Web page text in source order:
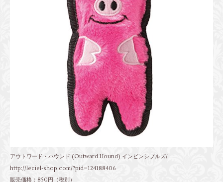
アウトワード・ハウンド (Outward Hound) インビンシブルズ/
http://leciel-shop.com/?pid=124188406
販売価格：850円（税別）